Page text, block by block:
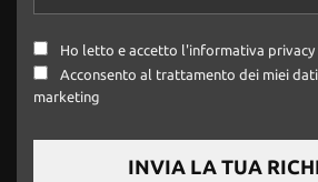
Ho letto e accetto l'informativa privacy
Acconsento al trattamento dei miei
marketing
INVIA LA TUA
Cookie per il miglioramento
Cookie analitici